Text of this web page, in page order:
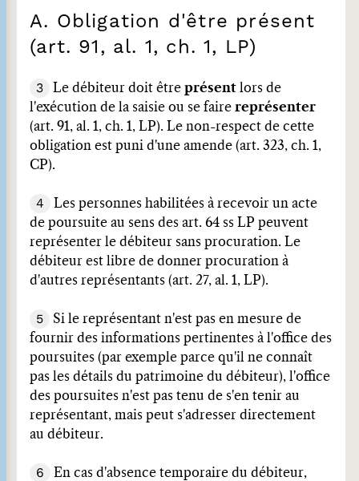
A. Obligation d'être présent
(art. 91, al. 1, ch. 1, LP)
3 Le débiteur doit être présent lors de
l'exécution de la saisie ou se faire représenter
(art. 91, al. 1, ch. 1, LP). Le non-respect de cette
obligation est puni d'une amende (art. 323, ch. 1,
CP).
4
Les personnes habilitées à recevoir un acte
de poursuite au sens des art. 64 ss LP peuvent
représenter le débiteur sans procuration. Le
débiteur est libre de donner procuration à
d'autres représentants (art. 27, al. 1, LP).
5
Si le représentant n'est pas en mesure de
fournir des informations pertinentes à l'office des
poursuites (par exemple parce qu'il ne connaît
pas les détails du patrimoine du débiteur), l'office
des poursuites n'est pas tenu de s'en tenir au
représentant, mais peut s'adresser directement
au débiteur.
6
En cas d'absence temporaire du débiteur,